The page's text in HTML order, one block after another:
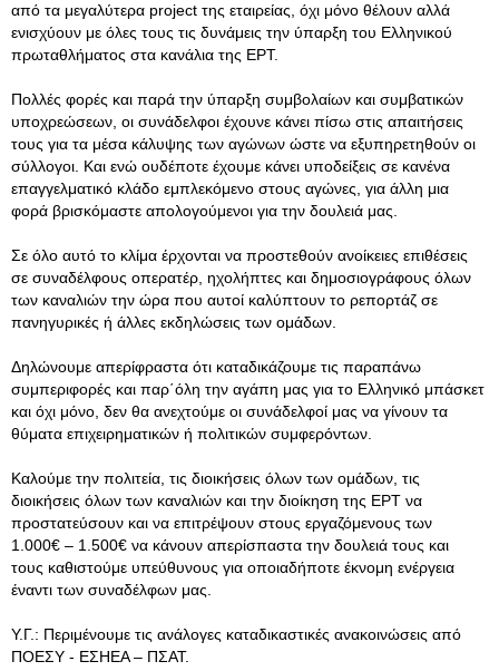
από τα μεγαλύτερα project της εταιρείας, όχι μόνο θέλουν αλλά
ενισχύουν με όλες τους τις δυνάμεις την ύπαρξη του Ελληνικού
πρωταθλήματος στα κανάλια της ΕΡΤ.
Πολλές φορές και παρά την ύπαρξη συμβολαίων και συμβατικών
υποχρεώσεων, οι συνάδελφοι έχουνε κάνει πίσω στις απαιτήσεις
τους για τα μέσα κάλυψης των αγώνων ώστε να εξυπηρετηθούν οι
σύλλογοι. Και ενώ ουδέποτε έχουμε κάνει υποδείξεις σε κανένα
επαγγελματικό κλάδο εμπλεκόμενο στους αγώνες, για άλλη μια
φορά βρισκόμαστε απολογούμενοι για την δουλειά μας.
Σε όλο αυτό το κλίμα έρχονται να προστεθούν ανοίκειες επιθέσεις
σε συναδέλφους οπερατέρ, ηχολήπτες και δημοσιογράφους όλων
των καναλιών την ώρα που αυτοί καλύπτουν το ρεπορτάζ σε
πανηγυρικές ή άλλες εκδηλώσεις των ομάδων.
Δηλώνουμε απερίφραστα ότι καταδικάζουμε τις παραπάνω
συμπεριφορές και παρ΄όλη την αγάπη μας για το Ελληνικό μπάσκετ
και όχι μόνο, δεν θα ανεχτούμε οι συνάδελφοί μας να γίνουν τα
θύματα επιχειρηματικών ή πολιτικών συμφερόντων.
Καλούμε την πολιτεία, τις διοικήσεις όλων των ομάδων, τις
διοικήσεις όλων των καναλιών και την διοίκηση της ΕΡΤ να
προστατεύσουν και να επιτρέψουν στους εργαζόμενους των
1.000€ – 1.500€ να κάνουν απερίσπαστα την δουλειά τους και
τους καθιστούμε υπεύθυνους για οποιαδήποτε έκνομη ενέργεια
έναντι των συναδέλφων μας.
Υ.Γ.: Περιμένουμε τις ανάλογες καταδικαστικές ανακοινώσεις από
ΠΟΕΣΥ - ΕΣΗΕΑ – ΠΣΑΤ.